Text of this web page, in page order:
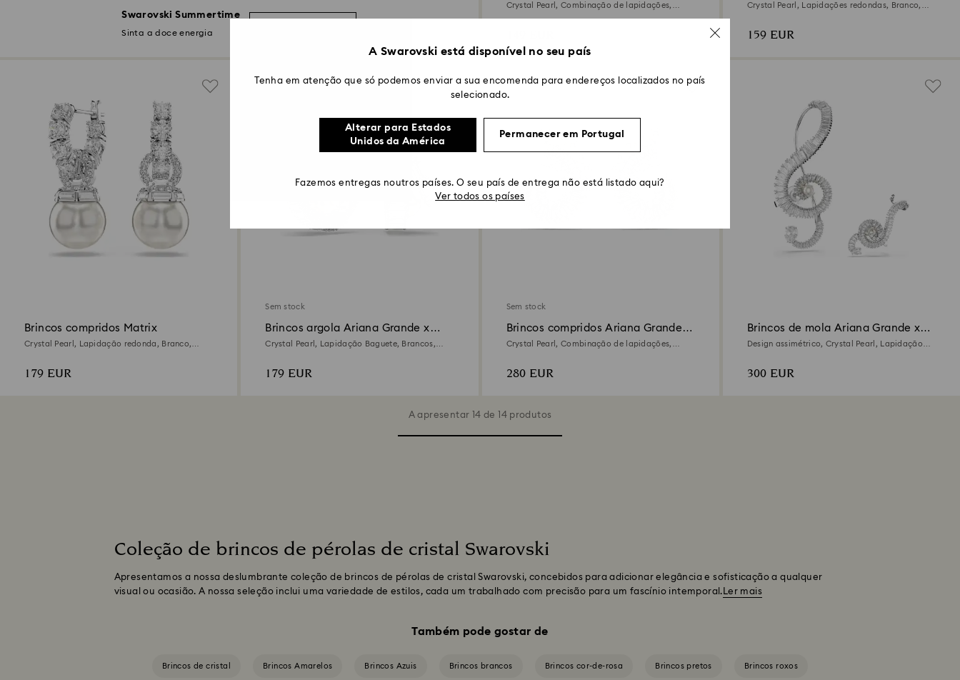
Swarovski Summertime
Sinta a doce energia
Crystal Pearl, Combinação de lapidações,
Crystal Pearl, Lapidações redondas, Branco,
159 EUR
Brincos compridos Matrix
Crystal Pearl, Lapidação redonda, Branco,
179 EUR
Sem stock
Brincos argola Ariana Grande x
Swarovski
Crystal Pearl, Lapidação Baguete, Brancos,
179 EUR
Sem stock
Brincos compridos Ariana Grande x
Swarovski
Crystal Pearl, Combinação de lapidações,
280 EUR
Brincos de mola Ariana Grande x
Swarovski
Design assimétrico, Crystal Pearl, Lapidação
300 EUR
A apresentar 14 de 14 produtos
Coleção de brincos de pérolas de cristal Swarovski
Apresentamos a nossa deslumbrante coleção de brincos de pérolas de cristal Swarovski, concebidos para adicionar elegância e sofisticação a qualquer
visual ou ocasião. A nossa seleção inclui uma variedade de estilos, cada um trabalhado com precisão para um fascínio intemporal. Ler mais
Também pode gostar de
Brincos de cristal Brincos Amarelos Brincos Azuis Brincos brancos Brincos cor-de-rosa Brincos pretos Brincos roxos
A Swarovski está disponível no seu país
Tenha em atenção que só podemos enviar a sua encomenda para endereços localizados no país
selecionado.
Alterar para Estados
Unidos da América
Permanecer em Portugal
Fazemos entregas noutros países. O seu país de entrega não está listado aqui?
Ver todos os países